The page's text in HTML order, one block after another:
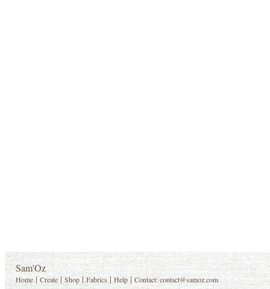
Sam'Oz
Home |Create |Shop |Fabrics |Help |Contact:contact@samoz.com